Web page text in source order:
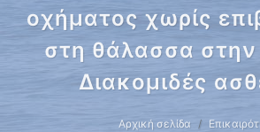
οχήματος χωρίς
στη θάλασσα στην
Διακομιδές
Αρχική σελίδα